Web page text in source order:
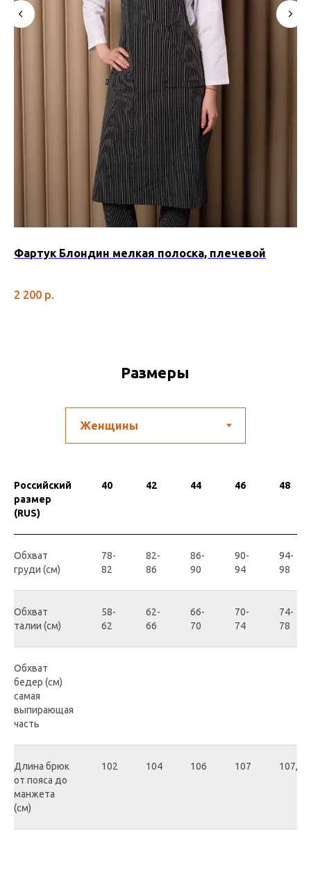
Фартук Блондин мелкая полоска, плечевой
2 200 р.
Размеры
Российский
размер
(RUS)
40 42 44 46 48
Обхват
груди (см)
78-
82
82-
86
86-
90
90-
94
94-
98
Обхват
талии (см)
58-
62
62-
66
66-
70
70-
74
74-
78
Обхват
бедер (см)
самая
выпирающая
часть
Длина брюк
от пояса до
манжета
(см)
102 104 106 107 107,5